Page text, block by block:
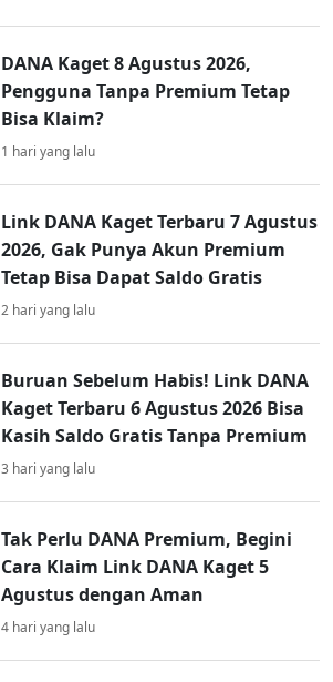
DANA Kaget 8 Agustus 2026,
Pengguna Tanpa Premium Tetap
Bisa Klaim?
1 hari yang lalu
Link DANA Kaget Terbaru 7 Agustus
2026, Gak Punya Akun Premium
Tetap Bisa Dapat Saldo Gratis
2 hari yang lalu
Buruan Sebelum Habis! Link DANA
Kaget Terbaru 6 Agustus 2026 Bisa
Kasih Saldo Gratis Tanpa Premium
3 hari yang lalu
Tak Perlu DANA Premium, Begini
Cara Klaim Link DANA Kaget 5
Agustus dengan Aman
4 hari yang lalu